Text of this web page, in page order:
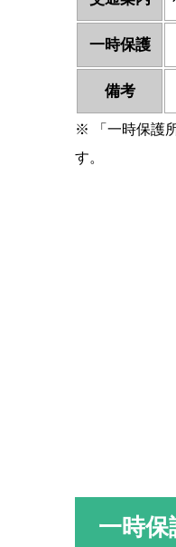
一時保護
備考
※ 「一時保護
す。
一時保